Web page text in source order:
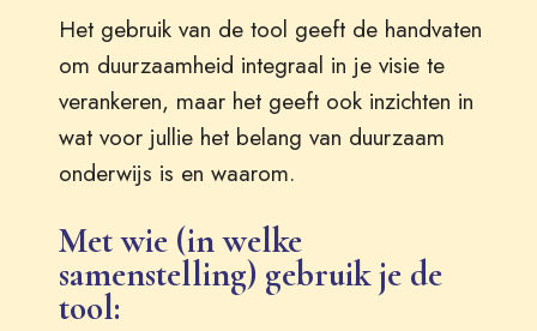
Het gebruik van de tool geeft de handvaten
om duurzaamheid integraal in je visie te
verankeren, maar het geeft ook inzichten in
wat voor jullie het belang van duurzaam
onderwijs is en waarom.
Met wie (in welke
samenstelling) gebruik je de
tool: